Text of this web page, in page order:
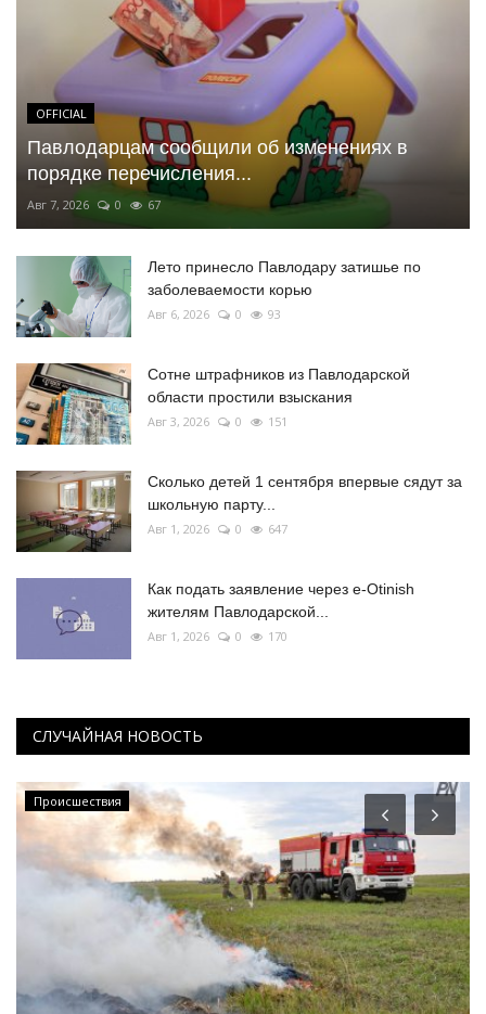
OFFICIAL
Павлодарцам сообщили об изменениях в
порядке перечисления...
Авг 7, 2026 0 67
Лето принесло Павлодару затишье по
заболеваемости корью
Авг 6, 2026 0 93
Сотне штрафников из Павлодарской
области простили взыскания
Авг 3, 2026 0 151
Сколько детей 1 сентября впервые сядут за
школьную парту...
Авг 1, 2026 0 647
Как подать заявление через e-Otinish
жителям Павлодарской...
Авг 1, 2026 0 170
СЛУЧАЙНАЯ НОВОСТЬ
Происшествия